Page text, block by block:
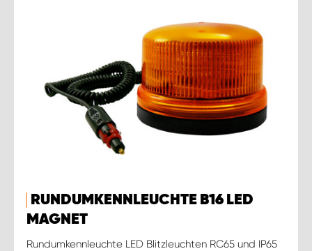
RUNDUMKENNLEUCHTE B16 LED
MAGNET
Rundumkennleuchte LED Blitzleuchten RC65 und IP65